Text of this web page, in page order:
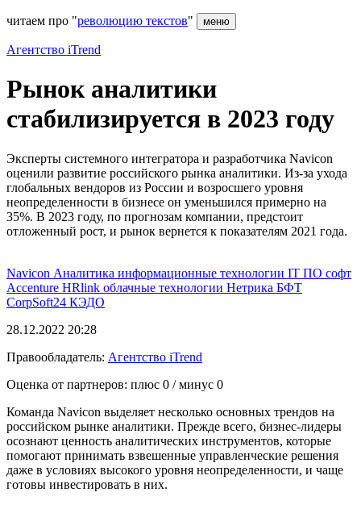
читаем про "революцию текстов" меню
Агентство iTrend
Рынок аналитики
стабилизируется в 2023 году
Эксперты системного интегратора и разработчика Navicon
оценили развитие российского рынка аналитики. Из-за ухода
глобальных вендоров из России и возросшего уровня
неопределенности в бизнесе он уменьшился примерно на
35%. В 2023 году, по прогнозам компании, предстоит
отложенный рост, и рынок вернется к показателям 2021 года.
Navicon Аналитика информационные технологии IT ПО софт
Accenture HRlink облачные технологии Нетрика БФТ
CorpSoft24 КЭДО
28.12.2022 20:28
Правообладатель: Агентство iTrend
Оценка от партнеров: плюс 0 / минус 0
Команда Navicon выделяет несколько основных трендов на
российском рынке аналитики. Прежде всего, бизнес-лидеры
осознают ценность аналитических инструментов, которые
помогают принимать взвешенные управленческие решения
даже в условиях высокого уровня неопределенности, и чаще
готовы инвестировать в них.